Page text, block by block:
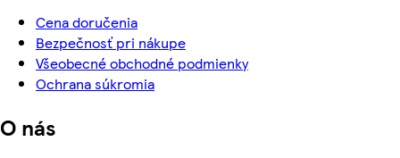
Cena doručenia
Bezpečnosť pri nákupe
Všeobecné obchodné podmienky
Ochrana súkromia
O nás